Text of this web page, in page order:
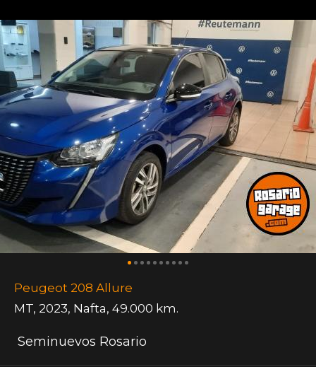
Peugeot 208 Allure
MT, 2023, Nafta, 49.000 km.
Seminuevos Rosario